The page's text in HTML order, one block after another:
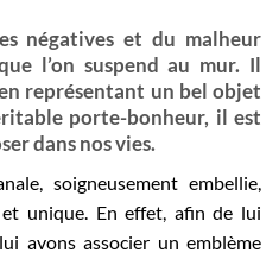
négatives et du malheur
l’on suspend au mur. Il
représentant un bel objet
porte-bonheur, il est
dans nos vies.
soigneusement embellie,
unique. En effet, afin de lui
avons associer un emblème